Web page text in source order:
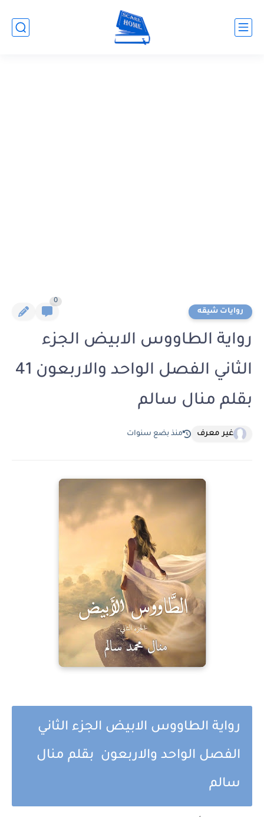
روايات شيقه
0
رواية الطاووس الابيض الجزء
الثاني الفصل الواحد والاربعون 41
بقلم منال سالم
غير معرف منذ بضع سنوات
رواية الطاووس الابيض الجزء الثاني
الفصل الواحد والاربعون بقلم منال
سالم